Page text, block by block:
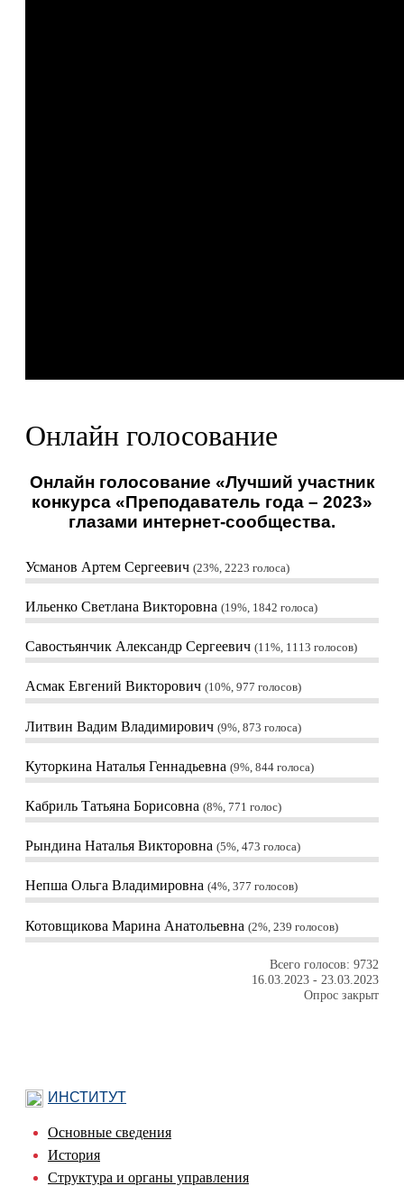
Онлайн голосование
Онлайн голосование «Лучший участник
конкурса «Преподаватель года – 2023»
глазами интернет-сообщества.
Усманов Артем Сергеевич 23%, 2223 голоса
Ильенко Светлана Викторовна 19%, 1842 голоса
Савостьянчик Александр Сергеевич 11%, 1113 голосов
Асмак Евгений Викторович 10%, 977 голосов
Литвин Вадим Владимирович 9%, 873 голоса
Куторкина Наталья Геннадьевна 9%, 844 голоса
Кабриль Татьяна Борисовна 8%, 771 голос
Рындина Наталья Викторовна 5%, 473 голоса
Непша Ольга Владимировна 4%, 377 голосов
Котовщикова Марина Анатольевна 2%, 239 голосов
Всего голосов: 9732
16.03.2023 - 23.03.2023
Опрос закрыт
ИНСТИТУТ
Основные сведения
История
Структура и органы управления